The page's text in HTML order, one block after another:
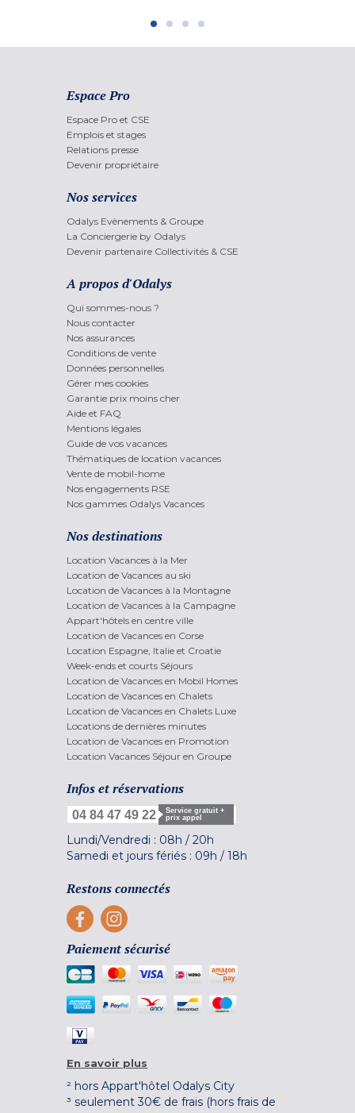
Espace Pro
Espace Pro et CSE
Emplois et stages
Relations presse
Devenir propriétaire
Nos services
Odalys Evènements & Groupe
La Conciergerie by Odalys
Devenir partenaire Collectivités & CSE
A propos d'Odalys
Qui sommes-nous ?
Nous contacter
Nos assurances
Conditions de vente
Données personnelles
Gérer mes cookies
Garantie prix moins cher
Aide et FAQ
Mentions légales
Guide de vos vacances
Thématiques de location vacances
Vente de mobil-home
Nos engagements RSE
Nos gammes Odalys Vacances
Nos destinations
Location Vacances à la Mer
Location de Vacances au ski
Location de Vacances à la Montagne
Location de Vacances à la Campagne
Appart'hôtels en centre ville
Location de Vacances en Corse
Location Espagne, Italie et Croatie
Week-ends et courts Séjours
Location de Vacances en Mobil Homes
Location de Vacances en Chalets
Location de Vacances en Chalets Luxe
Locations de dernières minutes
Location de Vacances en Promotion
Location Vacances Séjour en Groupe
Infos et réservations
04 84 47 49 22
Service gratuit +
prix appel
Lundi/Vendredi : 08h / 20h
Samedi et jours fériés : 09h / 18h
Restons connectés
Paiement sécurisé
En savoir plus
² hors Appart'hôtel Odalys City
³ seulement 30€ de frais (hors frais de